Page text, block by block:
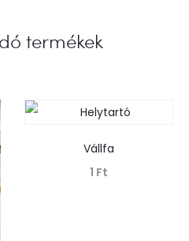
termékek
Vállfa
1 Ft